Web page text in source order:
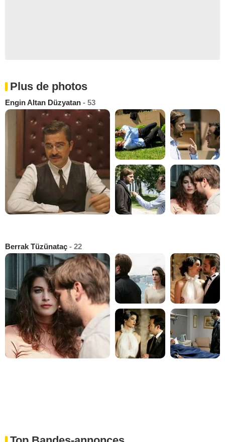
Plus de photos
Engin Altan Düzyatan - 53
Berrak Tüzünataç - 22